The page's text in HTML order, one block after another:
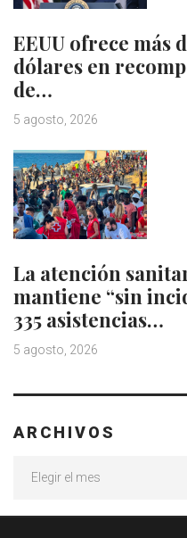
EEUU ofrece más
dólares en
de…
5 agosto, 2026
La atención
mantiene “sin
335 asistencias…
5 agosto, 2026
ARCHIVOS